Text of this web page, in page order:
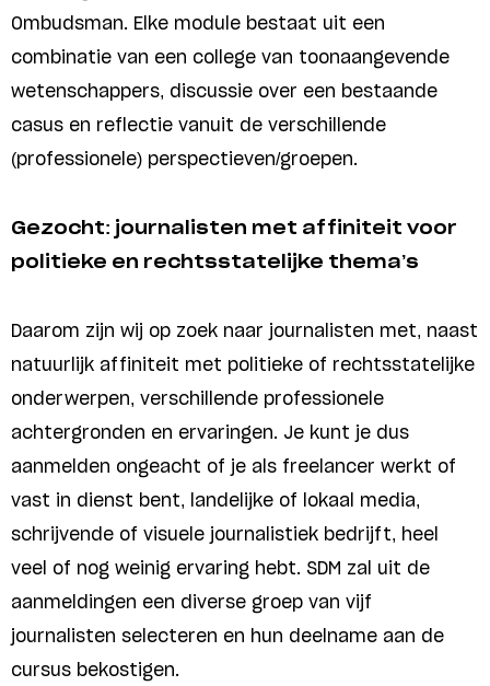
Ombudsman. Elke module bestaat uit een
combinatie van een college van toonaangevende
wetenschappers, discussie over een bestaande
casus en reflectie vanuit de verschillende
(professionele) perspectieven/groepen.
Gezocht: journalisten met affiniteit voor
politieke en rechtsstatelijke thema’s
Daarom zijn wij op zoek naar journalisten met, naast
natuurlijk affiniteit met politieke of rechtsstatelijke
onderwerpen, verschillende professionele
achtergronden en ervaringen. Je kunt je dus
aanmelden ongeacht of je als freelancer werkt of
vast in dienst bent, landelijke of lokaal media,
schrijvende of visuele journalistiek bedrijft, heel
veel of nog weinig ervaring hebt. SDM zal uit de
aanmeldingen een diverse groep van vijf
journalisten selecteren en hun deelname aan de
cursus bekostigen.